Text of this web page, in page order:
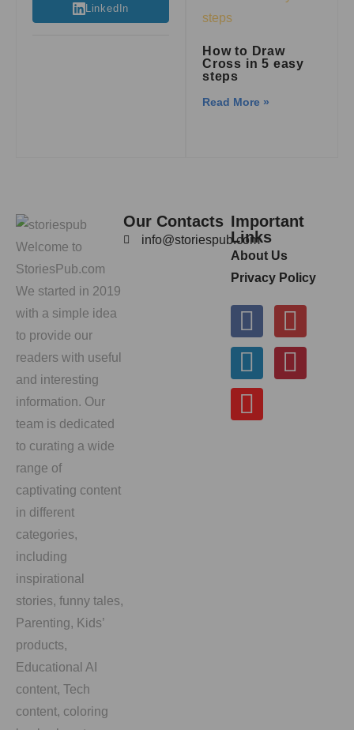
LinkedIn
How to Draw
Cross in 5 easy
steps
Read More »
Welcome to
StoriesPub.com
We started in 2019
with a simple idea
to provide our
readers with useful
and interesting
information. Our
team is dedicated
to curating a wide
range of
captivating content
in different
categories,
including
inspirational
stories, funny tales,
Parenting, Kids’
products,
Educational AI
content, Tech
content, coloring
Our Contacts
info@storiespub.com
Important
Links
About Us
Privacy Policy